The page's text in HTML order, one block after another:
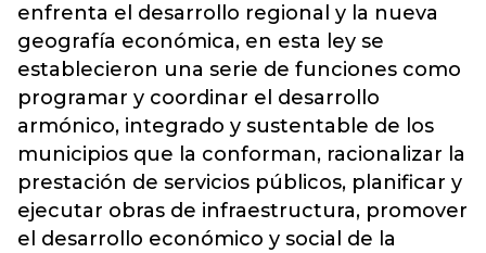
enfrenta el desarrollo regional y la nueva
geografía económica, en esta ley se
establecieron una serie de funciones como
programar y coordinar el desarrollo
armónico, integrado y sustentable de los
municipios que la conforman, racionalizar la
prestación de servicios públicos, planificar y
ejecutar obras de infraestructura, promover
el desarrollo económico y social de la